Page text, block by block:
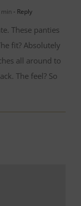
- Reply
These panties
fit? Absolutely
all around to
The feel? So